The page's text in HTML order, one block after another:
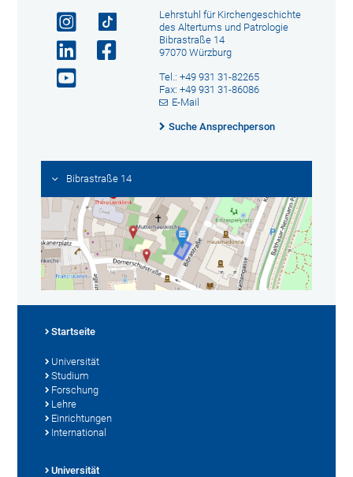
Lehrstuhl für Kirchengeschichte
des Altertums und Patrologie
Bibrastraße 14
97070 Würzburg
Tel.: +49 931 31-82265
Fax: +49 931 31-86086
E-Mail
Suche Ansprechperson
Bibrastraße 14
Startseite
Universität
Studium
Forschung
Lehre
Einrichtungen
International
Universität